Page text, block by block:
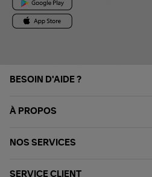
BESOIN D'AIDE ?
À PROPOS
NOS SERVICES
SERVICE CLIENT